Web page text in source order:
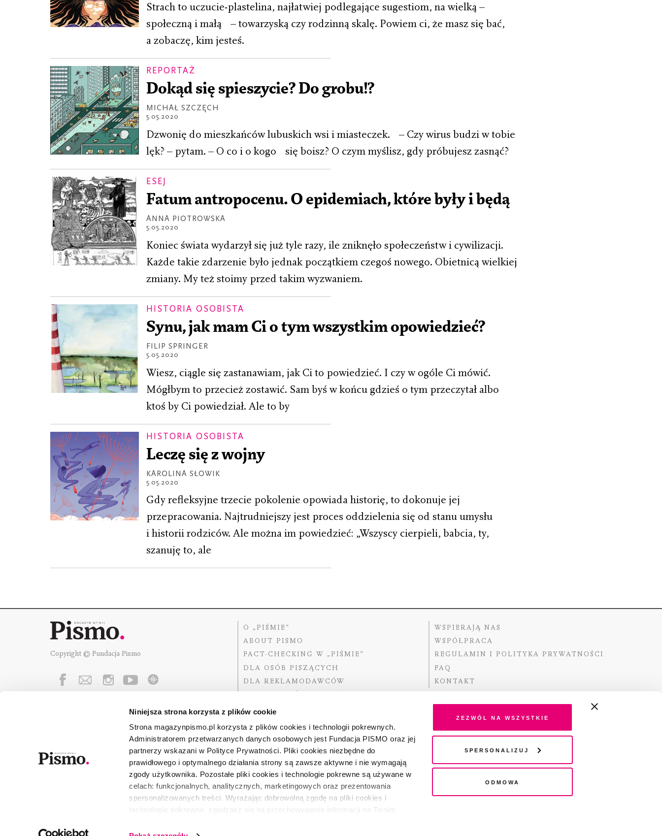
Niniejsza strona korzysta z plików cookie
Strona magazynpismo.pl korzysta z plików cookies i technologii pokrewnych.
Administratorem przetwarzanych danych osobowych jest Fundacja PISMO oraz jej
partnerzy wskazani w Polityce Prywatności. Pliki cookies niezbędne do
prawidłowego i optymalnego działania strony są zawsze aktywne i nie wymagają
zgody użytkownika. Pozostałe pliki cookies i technologie pokrewne są używane w
celach: funkcjonalnych, analitycznych, marketingowych oraz prezentowania
spersonalizowanych treści. Wyrażając dobrowolną zgodę na pliki cookies i
technologie pokrewne, zgadzasz się na przechowywanie informacji na Twoim
wszystkie lub niektóre pliki cookies i technologie pokrewne możesz w każdej chwili
Zezwól na wszystkie
Spersonalizuj
Odmowa
Strach to uczucie-plastelina, najłatwiej podlegające sugestiom, na wielką –
społeczną i małą – towarzyską czy rodzinną skalę. Powiem ci, że masz się bać,
a zobaczę, kim jesteś.
REPORTAŻ
Dokąd się spieszycie? Do grobu!?
MICHAŁ SZCZĘCH
5.05.2020
Dzwonię do mieszkańców lubuskich wsi i miasteczek. – Czy wirus budzi w tobie
lęk? – pytam. – O co i o kogo się boisz? O czym myślisz, gdy próbujesz zasnąć?
ESEJ
Fatum antropocenu. O epidemiach, które były i będą
ANNA PIOTROWSKA
5.05.2020
Koniec świata wydarzył się już tyle razy, ile zniknęło społeczeństw i cywilizacji.
Każde takie zdarzenie było jednak początkiem czegoś nowego. Obietnicą wielkiej
zmiany. My też stoimy przed takim wyzwaniem.
HISTORIA OSOBISTA
Synu, jak mam Ci o tym wszystkim opowiedzieć?
FILIP SPRINGER
5.05.2020
Wiesz, ciągle się zastanawiam, jak Ci to powiedzieć. I czy w ogóle Ci mówić.
Mógłbym to przecież zostawić. Sam byś w końcu gdzieś o tym przeczytał albo
ktoś by Ci powiedział. Ale to by
HISTORIA OSOBISTA
Leczę się z wojny
KAROLINA SŁOWIK
5.05.2020
Gdy refleksyjne trzecie pokolenie opowiada historię, to dokonuje jej
przepracowania. Najtrudniejszy jest proces oddzielenia się od stanu umysłu
i historii rodziców. Ale można im powiedzieć: „Wszyscy cierpieli, babcia, ty,
szanuję to, ale
Copyright © Fundacja Pismo
O „PIŚMIE”
ABOUT PISMO
FACT-CHECKING W „PIŚMIE”
DLA OSÓB PISZĄCYCH
DLA REKLAMODAWCÓW
WSPIERAJĄ NAS
WSPÓŁPRACA
REGULAMIN I POLITYKA PRYWATNOŚCI
FAQ
KONTAKT
Fundację Pismowspierają:
Dofinansowano ze środków Ministra Kultury i Dziedzictwa
Narodowego pochodzących z Funduszu Promocji Kultury –